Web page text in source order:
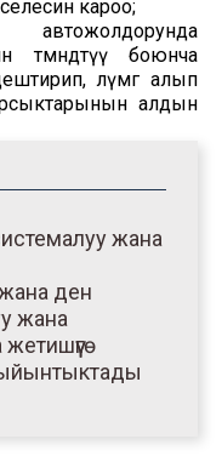
кароо;
боюнча
өлүмгө алып
алдын
жана
ден
жана